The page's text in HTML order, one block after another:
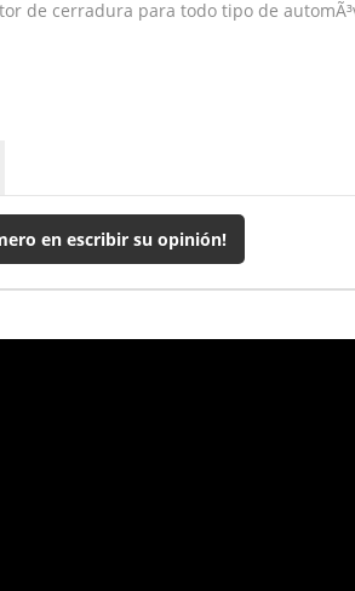
de cerradura para todo tipo de
en escribir su opinión!